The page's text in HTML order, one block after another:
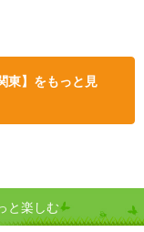
東】をもっと見
と楽しむ